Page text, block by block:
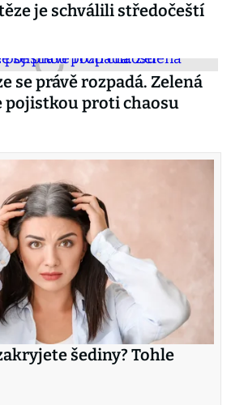
je schválili středočeští
se právě rozpadá. Zelená
pojistkou proti chaosu
šediny? Tohle